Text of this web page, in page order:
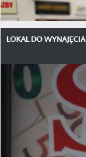
LOKAL DO WYNAJĘCIA